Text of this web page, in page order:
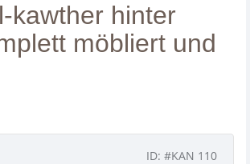
kawther hinter
möbliert und
ID: #KAN 110